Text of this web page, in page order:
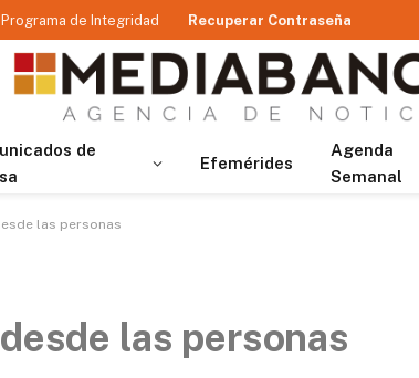
Programa de Integridad Recuperar Contraseña
de
Efemérides
Agenda
Semanal
las personas
las personas